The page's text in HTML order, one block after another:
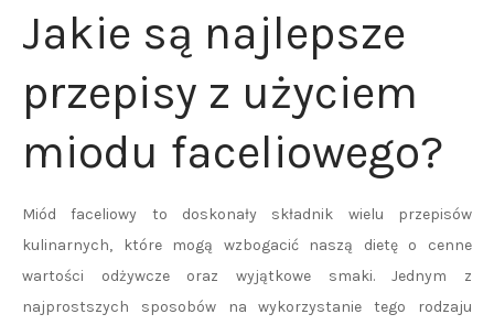
Jakie są najlepsze
przepisy z użyciem
miodu faceliowego?
Miód faceliowy to doskonały składnik wielu przepisów
kulinarnych, które mogą wzbogacić naszą dietę o cenne
wartości odżywcze oraz wyjątkowe smaki. Jednym z
najprostszych sposobów na wykorzystanie tego rodzaju